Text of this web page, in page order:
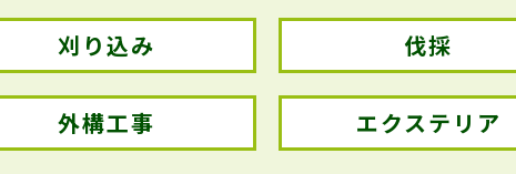
刈り込み 伐採
外構工事 エクステリア